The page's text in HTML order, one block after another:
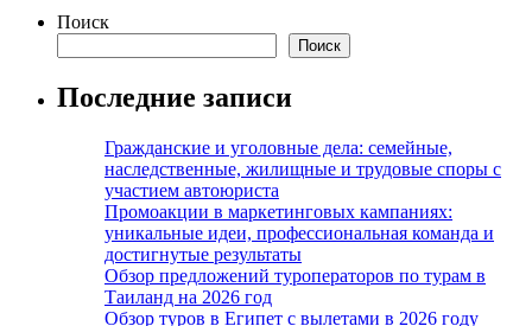
Поиск
Поиск
Последние записи
Гражданские и уголовные дела: семейные,
наследственные, жилищные и трудовые споры с
участием автоюриста
Промоакции в маркетинговых кампаниях:
уникальные идеи, профессиональная команда и
достигнутые результаты
Обзор предложений туроператоров по турам в
Таиланд на 2026 год
Обзор туров в Египет с вылетами в 2026 году